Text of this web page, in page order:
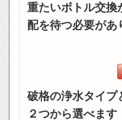
重たいボトル交換
配を待つ必要があ
破格の浄水タイプ
２つから選べます